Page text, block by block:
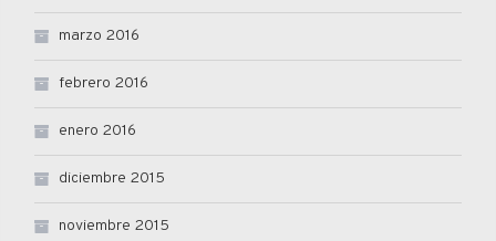
marzo 2016
febrero 2016
enero 2016
diciembre 2015
noviembre 2015